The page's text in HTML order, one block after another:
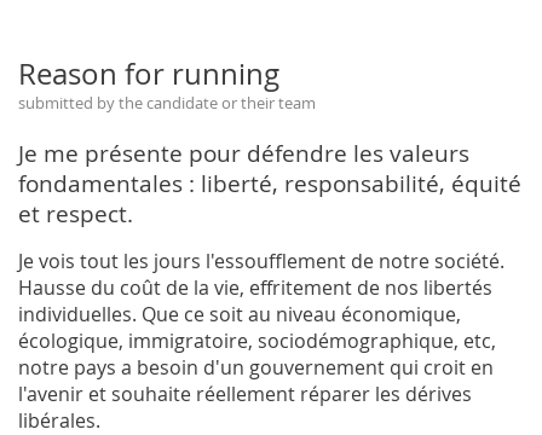
Reason for running
submitted by the candidate or their team
Je me présente pour défendre les valeurs
fondamentales : liberté, responsabilité, équité
et respect.
Je vois tout les jours l'essoufflement de notre société.
Hausse du coût de la vie, effritement de nos libertés
individuelles. Que ce soit au niveau économique,
écologique, immigratoire, sociodémographique, etc,
notre pays a besoin d'un gouvernement qui croit en
l'avenir et souhaite réellement réparer les dérives
libérales.